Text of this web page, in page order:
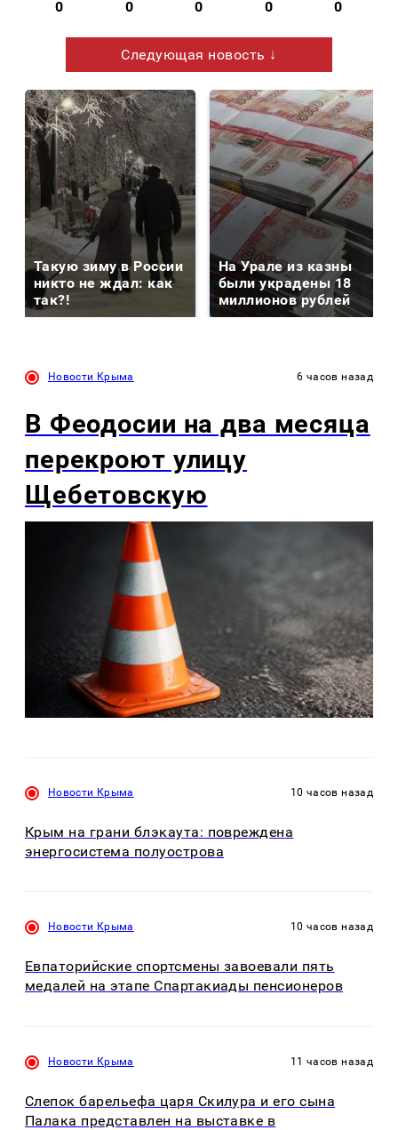
0 0 0 0 0
Следующая новость ↓
Такую зиму в России
никто не ждал: как
так?!
На Урале из казны
были украдены 18
миллионов рублей
Новости Крыма 6 часов назад
В Феодосии на два месяца
перекроют улицу
Щебетовскую
Новости Крыма 10 часов назад
Крым на грани блэкаута: повреждена
энергосистема полуострова
Новости Крыма 10 часов назад
Евпаторийские спортсмены завоевали пять
медалей на этапе Спартакиады пенсионеров
Новости Крыма 11 часов назад
Слепок барельефа царя Скилура и его сына
Палака представлен на выставке в